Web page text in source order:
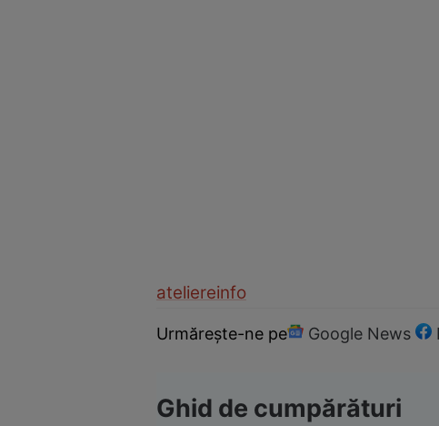
ateliereinfo
Urmărește-ne pe Google News
Ghid de cumpărături